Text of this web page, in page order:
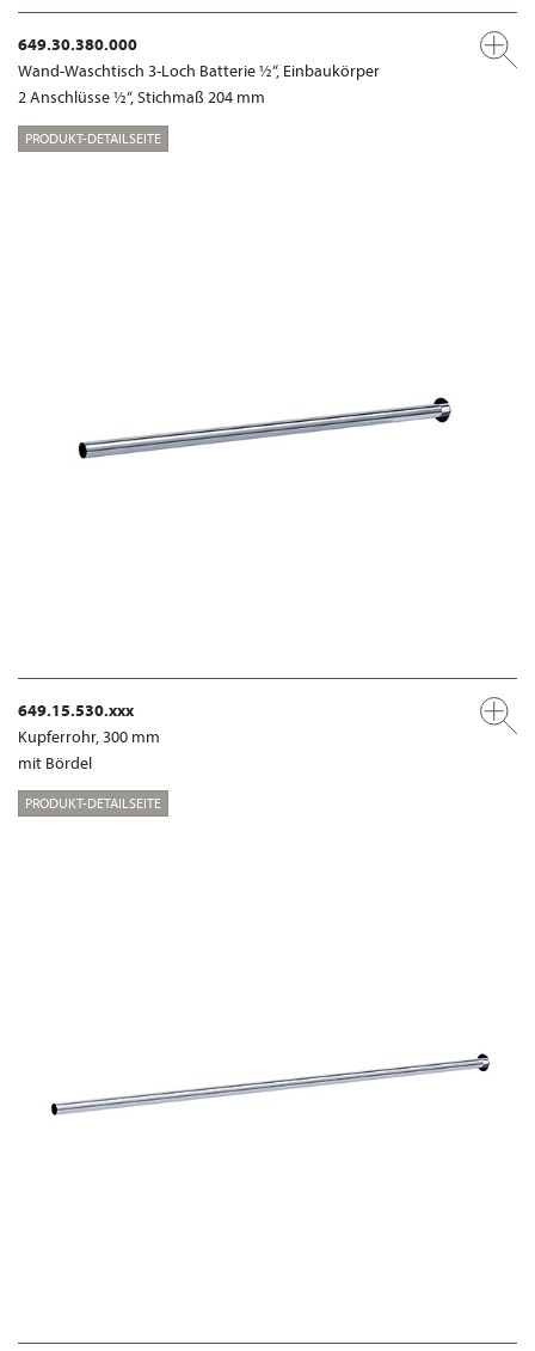
649.30.380.000
Wand-Waschtisch 3-Loch Batterie ½“, Einbaukörper
2 Anschlüsse ½“, Stichmaß 204 mm
PRODUKT-DETAILSEITE
649.15.530.xxx
Kupferrohr, 300 mm
mit Bördel
PRODUKT-DETAILSEITE